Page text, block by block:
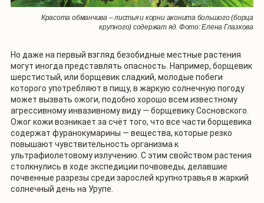
Красота обманчива – листья и корни аконита большого (борца
крупного) содержат яд. Фото: Елена Глазкова
Но даже на первый взгляд безобидные местные растения
могут иногда представлять опасность. Например, борщевик
шерстистый, или борщевик сладкий, молодые побеги
которого употребляют в пищу, в жаркую солнечную погоду
может вызвать ожоги, подобно хорошо всем известному
агрессивному инвазивному виду — борщевику Сосновского.
Ожог кожи возникает за счёт того, что все части борщевика
содержат фуранокумарины — вещества, которые резко
повышают чувствительность организма к
ультрафиолетовому излучению. С этим свойством растения
столкнулись в ходе экспедиции почвоведы, делавшие
почвенные разрезы среди зарослей крупнотравья в жаркий
солнечный день на Урупе.